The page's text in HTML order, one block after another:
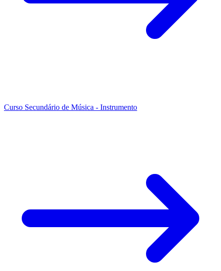
Curso Secundário de Música - Instrumento